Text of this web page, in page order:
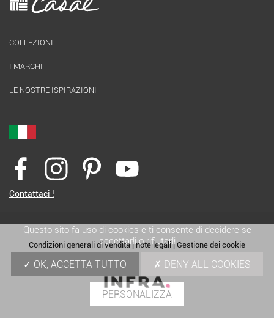
COLLEZIONI
I MARCHI
LE NOSTRE ISPIRAZIONI
Contattaci !
Condizioni generali di vendita|note legali| Gestione dei cookie
Questo sito fa uso di cookies e ti consente di decidere se
accettarli o rifiutarli
OK, ACCETTA TUTTO DENY ALL COOKIES
PERSONALIZZA